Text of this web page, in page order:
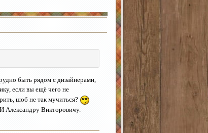
быть рядом с дизайнерами,
если вы ещё чего не
шоб не так мучиться?
Александру Викторовичу.